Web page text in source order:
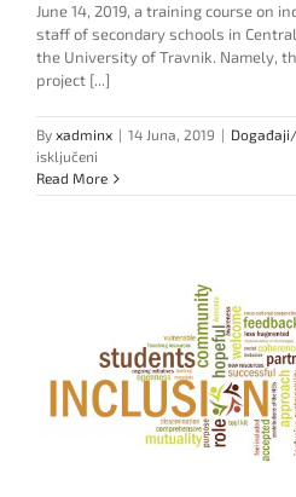
June 14, 2019, a training course on
staff of secondary schools in
the University of Travnik. Namely,
project [...]
By xadminx | 14 Juna, 2019 |
isključeni
Training
on
Read More